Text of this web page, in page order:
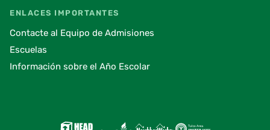
ENLACES IMPORTANTES
Contacte al Equipo de Admisiones
Escuelas
Información sobre el Año Escolar